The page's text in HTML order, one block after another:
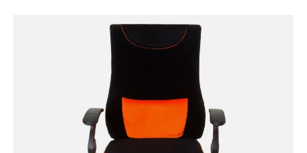
Zu Produktinformationen springen